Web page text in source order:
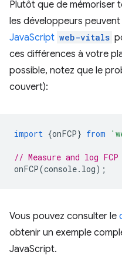
Plutôt que de mémoriser
les développeurs peuvent
JavaScript web-vitals
ces différences à votre
possible, notez que le
couvert):
import {onFCP} from
// Measure and log
onFCP(console. log);
Vous pouvez consulter le
obtenir un exemple
JavaScript.